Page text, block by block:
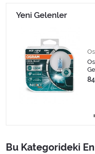
Tüm Kategorileri Gör
Yeni Gelenler
Bu Kategorideki